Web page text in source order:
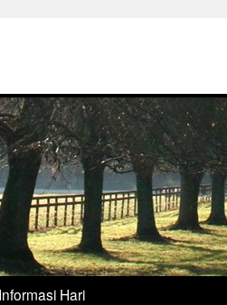
Informasi Hari